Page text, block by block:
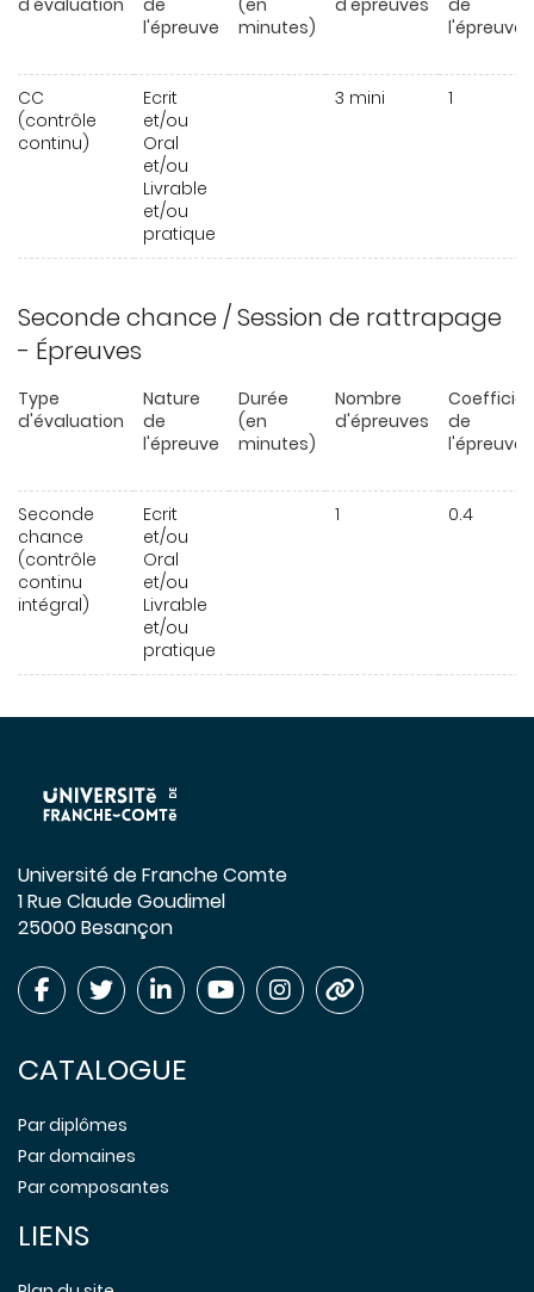
d'évaluation
de
l'épreuve
(en
minutes)
d'épreuves
de
l'épreuve
CC
(contrôle
continu)
Ecrit
et/ou
Oral
et/ou
Livrable
et/ou
pratique
3 mini 1
Seconde chance / Session de rattrapage
- Épreuves
Type
d'évaluation
Nature
de
l'épreuve
Durée
(en
minutes)
Nombre
d'épreuves
de
l'épreuve
Seconde
chance
(contrôle
continu
intégral)
Ecrit
et/ou
Oral
et/ou
Livrable
et/ou
pratique
1 0.4
Université de Franche Comte
1 Rue Claude Goudimel
25000 Besançon
CATALOGUE
Par diplômes
Par domaines
Par composantes
LIENS